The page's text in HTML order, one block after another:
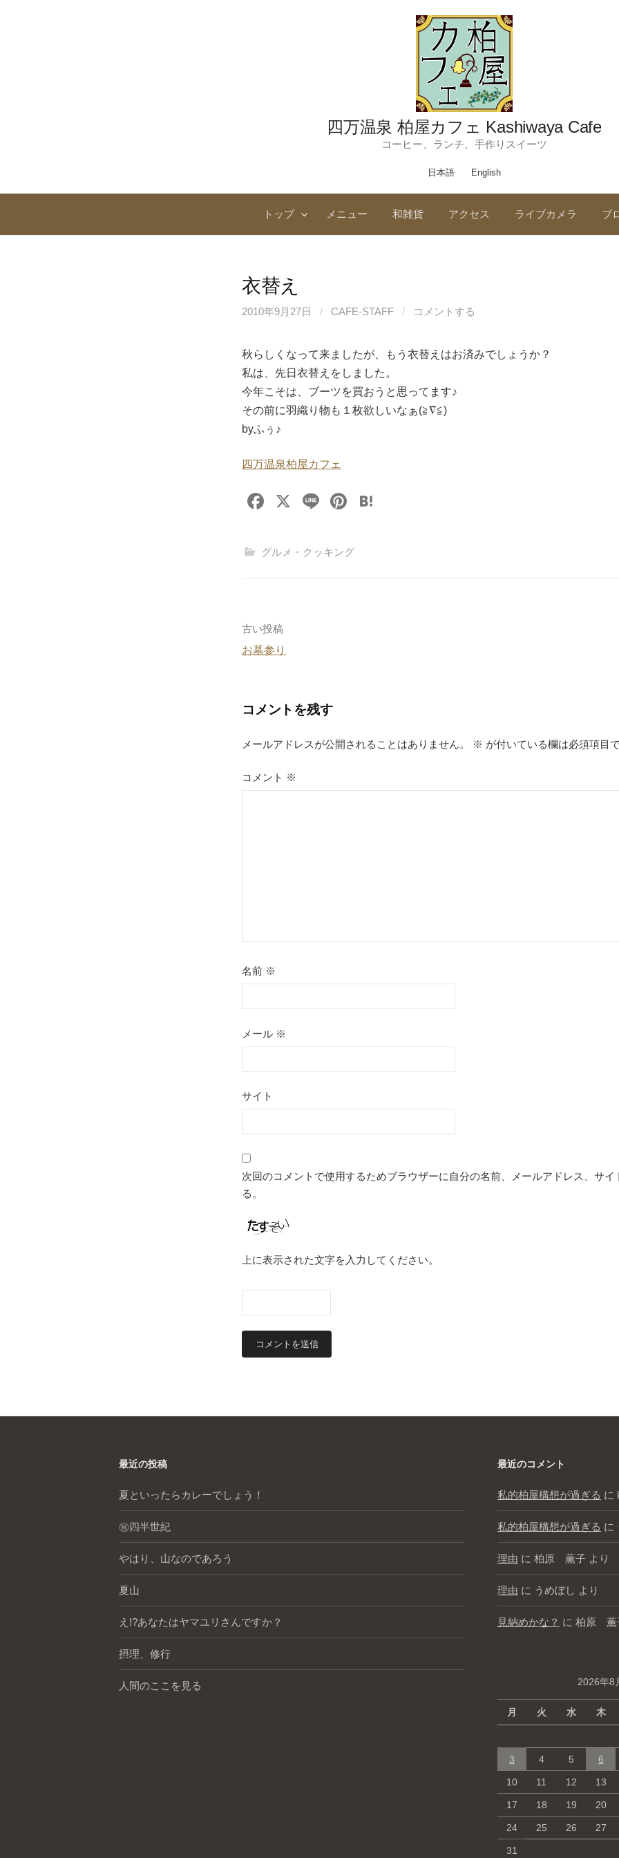
四万温泉 柏屋カフェ Kashiwaya Cafe
コーヒー、ランチ、手作りスイーツ
日本語 English
トップ メニュー 和雑貨 アクセス ライブカメラ ブ
衣替え
2010年9月27日 / CAFE-STAFF / コメントする
秋らしくなって来ましたが、もう衣替えはお済みでしょうか？
私は、先日衣替えをしました。
今年こそは、ブーツを買おうと思ってます♪
その前に羽織り物も１枚欲しいなぁ(≧∇≦)
byふぅ♪
四万温泉柏屋カフェ
F
c
o
k
X
Li
e
Pi
er
グルメ・クッキング
投
稿
ビ
ゲ
ー
古い投稿
お墓参り
コメントを残す
メールアドレスが公開されることはありません。 ※ が付いている欄は必須項目
コメント ※
名前 ※
メール ※
サイト
次回のコメントで使用するためブラウザーに自分の名前、メールアドレス、サイ
る。
上に表示された文字を入力してください。
最近の投稿
夏といったらカレーでしょう！
㊗️四半世紀
やはり、山なのであろう
夏山
え!?あなたはヤマユリさんですか？
摂理、修行
人間のここを見る
最近のコメント
私的柏屋構想が過ぎる に
私的柏屋構想が過ぎる に
理由 に 柏原 薫子 より
理由 に うめぼし より
見納めかな？ に 柏原 薫
2026年8
月 火 水 木
3 4 5 6
10 11 12 13
17 18 19 20
24 25 26 27
31